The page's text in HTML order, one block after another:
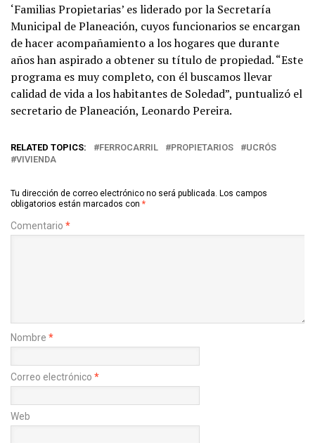
‘Familias Propietarias’ es liderado por la Secretaría
Municipal de Planeación, cuyos funcionarios se encargan
de hacer acompañamiento a los hogares que durante
años han aspirado a obtener su título de propiedad. “Este
programa es muy completo, con él buscamos llevar
calidad de vida a los habitantes de Soledad”, puntualizó el
secretario de Planeación, Leonardo Pereira.
RELATED TOPICS: FERROCARRIL PROPIETARIOS
UCRÓS
VIVIENDA
Tu dirección de correo electrónico no será publicada. Los campos
obligatorios están marcados con *
Comentario *
Nombre *
Correo electrónico *
Web